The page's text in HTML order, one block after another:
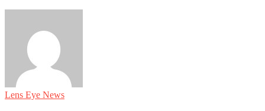
Lens Eye News